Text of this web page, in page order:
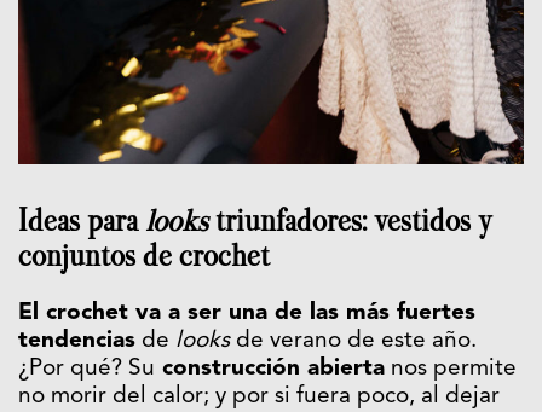
Ideas para lookstriunfadores: vestidos y
conjuntos de crochet
El crochet va a ser una de las más fuertes
tendencias de looksde verano de este año.
¿Por qué? Su construcción abierta nos permite
no morir del calor; y por si fuera poco, al dejar